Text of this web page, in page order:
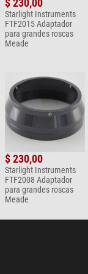
$ 230,00
Starlight Instruments
FTF2015 Adaptador
para grandes roscas
Meade
$ 230,00
Starlight Instruments
FTF2008 Adaptador
para grandes roscas
Meade